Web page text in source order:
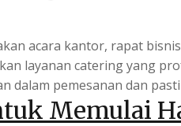
acara kantor, rapat
layanan catering yang
dalam pemesanan dan
Memulai